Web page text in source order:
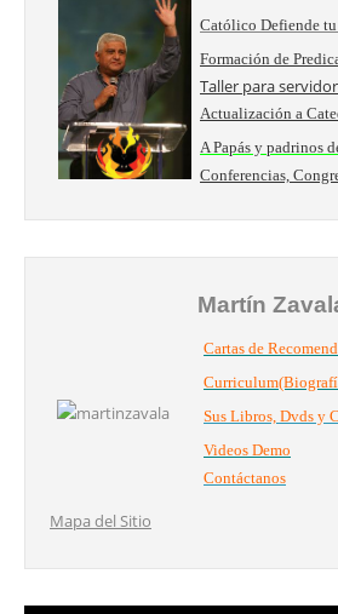
Católico Defiende tu
Formación de
Taller para
Actualización a
A Papás y padrinos
Conferencias,
Martín
Cartas de
Sus Libros, Dvds y
Videos Demo
Contáctanos
Mapa del Sitio